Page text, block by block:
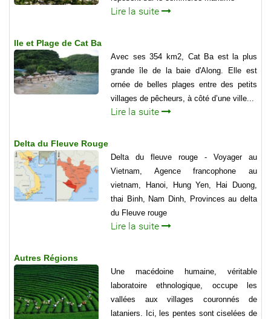
Lire la suite
Ile et Plage de Cat Ba
Avec ses 354 km2, Cat Ba est la plus
grande île de la baie d'Along. Elle est
ornée de belles plages entre des petits
villages de pêcheurs, à côté d’une ville...
Lire la suite
Delta du Fleuve Rouge
Delta du fleuve rouge - Voyager au
Vietnam, Agence francophone au
vietnam, Hanoi, Hung Yen, Hai Duong,
thai Binh, Nam Dinh, Provinces au delta
du Fleuve rouge
Lire la suite
Autres Régions
Une macédoine humaine, véritable
laboratoire ethnologique, occupe les
vallées aux villages couronnés de
lataniers. Ici, les pentes sont ciselées de